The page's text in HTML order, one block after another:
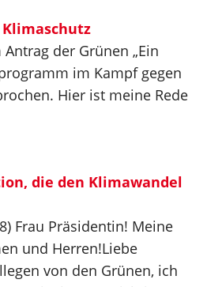
der Grünen „Ein
im Kampf gegen
Hier ist meine Rede
die den Klimawandel
Frau Präsidentin! Meine
und Herren!Liebe
von den Grünen, ich